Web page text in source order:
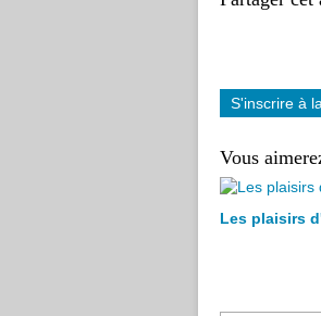
S'inscrire à
Vous
Les plaisirs